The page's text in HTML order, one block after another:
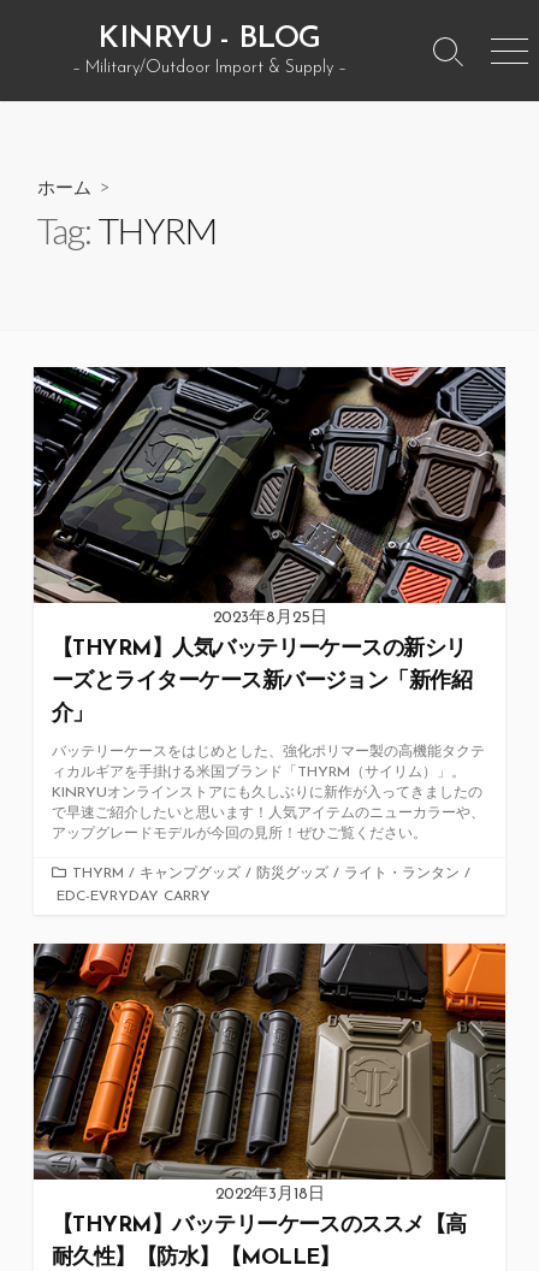
ン
KINRYU - BLOG
– Military/Outdoor Import & Supply –
検
メ
ホーム >
Tag:THYRM
2023年8月25日
【THYRM】人気バッテリーケースの新シリ
ーズとライターケース新バージョン「新作紹
介」
バッテリーケースをはじめとした、強化ポリマー製の高機能タクテ
ィカルギアを手掛ける米国ブランド「THYRM（サイリム）」。
KINRYUオンラインストアにも久しぶりに新作が入ってきましたの
で早速ご紹介したいと思います！人気アイテムのニューカラーや、
アップグレードモデルが今回の見所！ぜひご覧ください。
カ
テ
リ
ー
THYRM / キャンプグッズ / 防災グッズ / ライト・ランタン /
EDC-EVRYDAY CARRY
2022年3月18日
【THYRM】バッテリーケースのススメ【高
耐久性】【防水】【MOLLE】